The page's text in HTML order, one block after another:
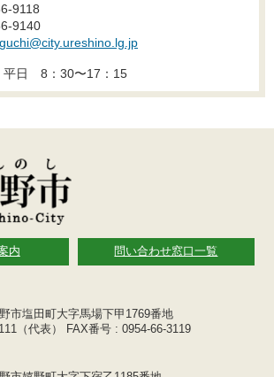
9118
9140
平日 8：30〜17：15
内 問い合わせ窓口一覧
市塩田町大字馬場下甲1769番地
（代表） FAX番号 : 0954-66-3119